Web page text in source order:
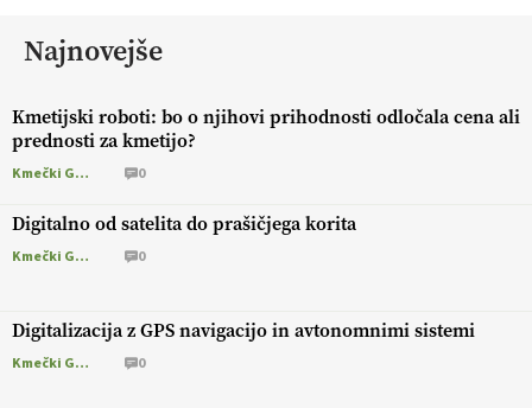
Najnovejše
Kmetijski roboti: bo o njihovi prihodnosti odločala cena ali
prednosti za kmetijo?
Kmečki Glas 0
Digitalno od satelita do prašičjega korita
Kmečki Glas 0
Digitalizacija z GPS navigacijo in avtonomnimi sistemi
Kmečki Glas 0